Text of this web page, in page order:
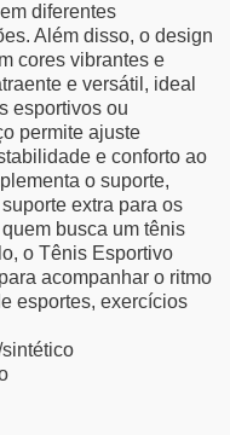
diferentes
Além disso, o design
cores vibrantes e
e versátil, ideal
esportivos ou
permite ajuste
e conforto ao
o suporte,
extra para os
busca um tênis
o Tênis Esportivo
acompanhar o ritmo
esportes, exercícios